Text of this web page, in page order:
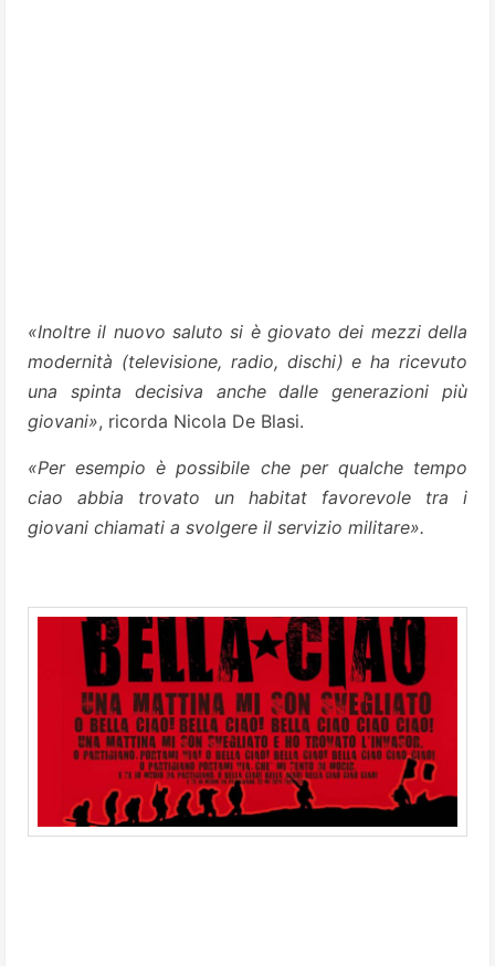
«Inoltre il nuovo saluto si è giovato dei mezzi della
modernità (televisione, radio, dischi) e ha ricevuto
una spinta decisiva anche dalle generazioni più
giovani», ricorda Nicola De Blasi.
«Per esempio è possibile che per qualche tempo
ciao abbia trovato un habitat favorevole tra i
giovani chiamati a svolgere il servizio militare».